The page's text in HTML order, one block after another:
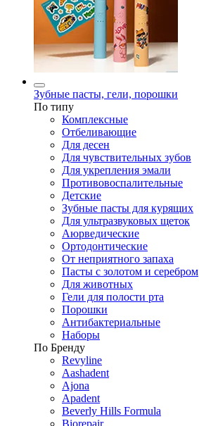
Зубные пасты, гели, порошки
По типу
Комплексные
Отбеливающие
Для десен
Для чувствительных зубов
Для укрепления эмали
Противовоспалительные
Детские
Зубные пасты для курящих
Для ультразвуковых щеток
Аюрведические
Ортодонтические
От неприятного запаха
Пасты с золотом и серебром
Для животных
Гели для полости рта
Порошки
Антибактериальные
Наборы
По Бренду
Revyline
Aashadent
Ajona
Apadent
Beverly Hills Formula